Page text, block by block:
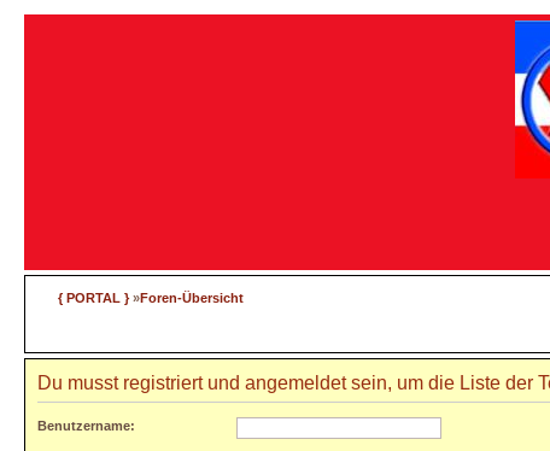
{ PORTAL }»Foren-Übersicht
Du musst registriert und angemeldet sein, um die Liste der
Benutzername: